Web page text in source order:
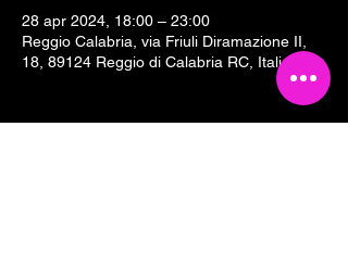
28 apr 2024, 18:00 – 23:00
Reggio Calabria, via Friuli Diramazione II,
18, 89124 Reggio di Calabria RC, Italia